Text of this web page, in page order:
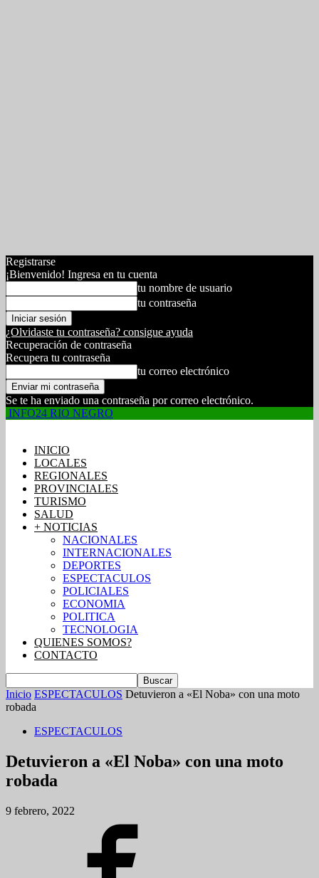
Registrarse
¡Bienvenido! Ingresa en tu cuenta
tu nombre de usuario
tu contraseña
¿Olvidaste tu contraseña? consigue ayuda
Recuperación de contraseña
Recupera tu contraseña
tu correo electrónico
Se te ha enviado una contraseña por correo electrónico.
INFO24 RIO NEGRO
INICIO
LOCALES
REGIONALES
PROVINCIALES
TURISMO
SALUD
+ NOTICIAS
NACIONALES
INTERNACIONALES
DEPORTES
ESPECTACULOS
POLICIALES
ECONOMIA
POLITICA
TECNOLOGIA
QUIENES SOMOS?
CONTACTO
Inicio ESPECTACULOS Detuvieron a «El Noba» con una moto
robada
ESPECTACULOS
Detuvieron a «El Noba» con una moto
robada
9 febrero, 2022